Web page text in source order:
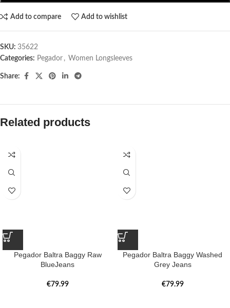
Add to compare Add to wishlist
SKU: 35622
Categories: Pegador​ , Women Longsleeves
Share:
Related products
Pegador Baltra Baggy Raw
BlueJeans
€79.99
Pegador Baltra Baggy Washed
Grey Jeans
€79.99